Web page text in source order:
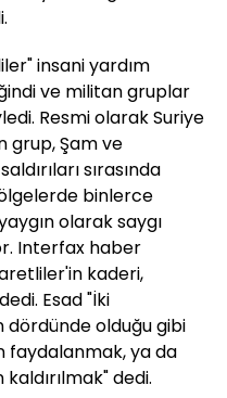
insani yardım
ve militan gruplar
Resmi olarak Suriye
grup, Şam ve
sırasında
binlerce
olarak saygı
Interfax haber
kaderi,
Esad "İki
dördünde olduğu gibi
faydalanmak, ya da
dedi.